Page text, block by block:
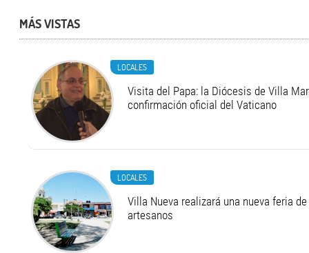
MÁS VISTAS
LOCALES
Visita del Papa: la Diócesis de Villa
confirmación oficial del Vaticano
LOCALES
Villa Nueva realizará una nueva feria
artesanos